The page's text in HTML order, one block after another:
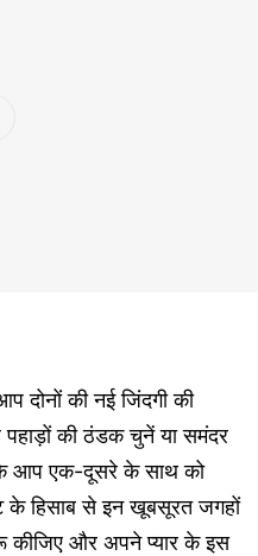
दोनों की नई जिंदगी की
पहाड़ों की ठंडक चुनें या समंदर
आप एक-दूसरे के साथ को
हिसाब से इन खूबसूरत जगहों
कीजिए और अपने प्यार के इस